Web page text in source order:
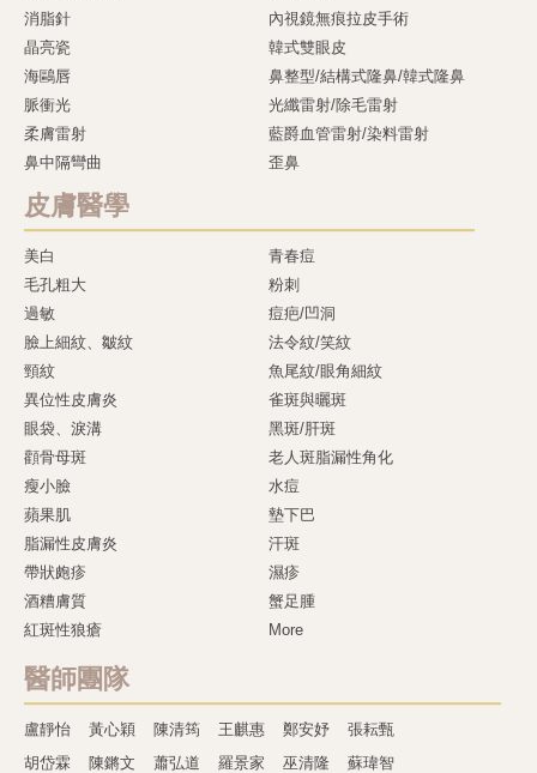
消脂針
內視鏡無痕拉皮手術
晶亮瓷
韓式雙眼皮
海鷗唇
鼻整型/結構式隆鼻/韓式隆鼻
脈衝光
光纖雷射/除毛雷射
柔膚雷射
藍爵血管雷射/染料雷射
鼻中隔彎曲
歪鼻
皮膚醫學
美白
青春痘
毛孔粗大
粉刺
過敏
痘疤/凹洞
臉上細紋、皺紋
法令紋/笑紋
頸紋
魚尾紋/眼角細紋
異位性皮膚炎
雀斑與曬斑
眼袋、淚溝
黑斑/肝斑
顴骨母斑
老人斑脂漏性角化
瘦小臉
水痘
蘋果肌
墊下巴
脂漏性皮膚炎
汗斑
帶狀皰疹
濕疹
酒糟膚質
蟹足腫
紅斑性狼瘡
More
醫師團隊
盧靜怡 黃心穎 陳清筠 王麒惠 鄭安妤
張耘甄
胡岱霖
陳鏘文 蕭弘道 羅景家 巫清隆 蘇瑋智